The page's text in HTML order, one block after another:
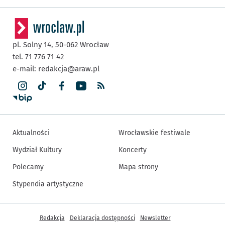
pl. Solny 14, 50-062 Wrocław
tel. 71 776 71 42
e-mail: redakcja@araw.pl
Aktualności
Wydział Kultury
Polecamy
Stypendia artystyczne
Wrocławskie festiwale
Koncerty
Mapa strony
Inne informacje
Redakcja Deklaracja dostępności Newsletter